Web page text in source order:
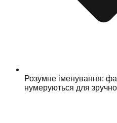
Розумне іменування:
нумеруються для зручної